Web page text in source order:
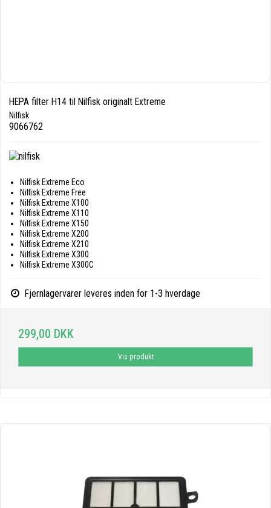
HEPA filter H14 til Nilfisk originalt Extreme
Nilfisk
9066762
Nilfisk Extreme Eco
Nilfisk Extreme Free
Nilfisk Extreme X100
Nilfisk Extreme X110
Nilfisk Extreme X150
Nilfisk Extreme X200
Nilfisk Extreme X210
Nilfisk Extreme X300
Nilfisk Extreme X300C
Fjernlagervarer leveres inden for 1-3 hverdage
299,00 DKK
Vis produkt